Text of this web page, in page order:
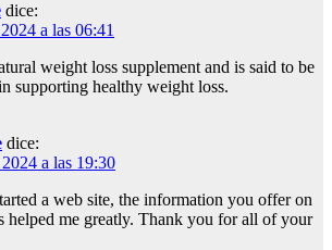
dice:
a las 06:41
weight loss supplement and is said to be
supporting healthy weight loss.
dice:
a las 19:30
a web site, the information you offer on
helped me greatly. Thank you for all of your